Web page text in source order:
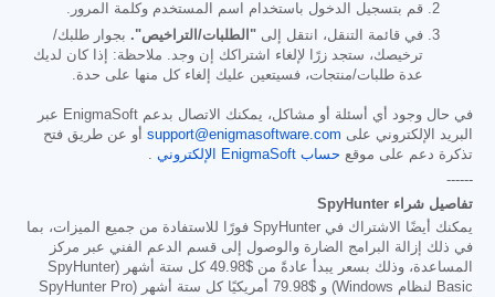
قم بتسجيل الدخول باستخدام اسم المستخدم وكلمة المرور.
في قائمة التنقل، انتقل إلى "الطلبات/التراخيص". بجوار طلبك/
ترخيصك، ستجد زرًا لإلغاء اشتراكك إن وجد. ملاحظة: إذا كان لديك
عدة طلبات/منتجات، فسيتعين عليك إلغاء كل منها على حدة.
في حال وجود أي أسئلة أو مشاكل، يمكنك الاتصال بدعم EnigmaSoft عبر
البريد الإلكتروني على support@enigmasoftware.com أو عن طريق فتح
تذكرة دعم على موقع حساب EnigmaSoft الإلكتروني
.
------
تفاصيل شراء SpyHunter
يمكنك أيضًا الاشتراك في SpyHunter فورًا للاستفادة من جميع الميزات، بما
في ذلك إزالة البرامج الضارة والوصول إلى قسم الدعم الفني عبر مركز
المساعدة، وذلك بسعر يبدأ عادةً من $49.98
كل ستة أشهر (SpyHunter
Basic لنظام Windows) و
$79.98
أمريكيًا كل ستة أشهر (SpyHunter Pro